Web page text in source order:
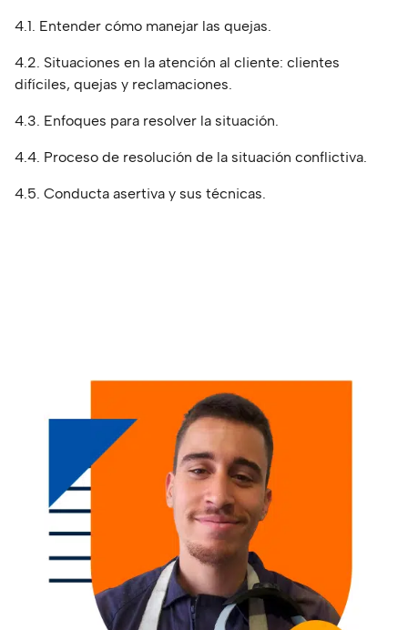
4.1. Entender cómo manejar las quejas.
4.2. Situaciones en la atención al cliente: clientes
difíciles, quejas y reclamaciones.
4.3. Enfoques para resolver la situación.
4.4. Proceso de resolución de la situación conflictiva.
4.5. Conducta asertiva y sus técnicas.